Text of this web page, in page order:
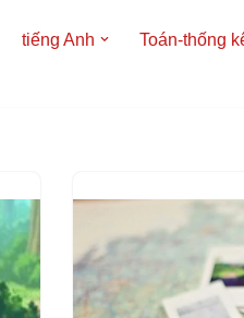
tiếng Anh Toán-thống